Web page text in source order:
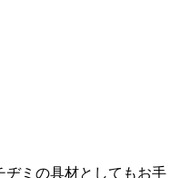
ヂミの具材としてもお手